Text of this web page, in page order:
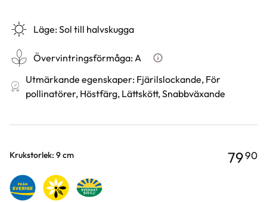
Läge:Sol till halvskugga
Övervintringsförmåga:A Vad betyder
Utmärkande egenskaper: Fjärilslockande, För
pollinatörer, Höstfärg, Lättskött, Snabbväxande
Varianter
Krukstorlek: 9 cm 7990